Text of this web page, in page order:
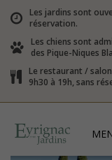
Les jardins sont
réservation.
Les chiens sont
des Pique-Niques
Le restaurant /
9h30 à 19h, sans